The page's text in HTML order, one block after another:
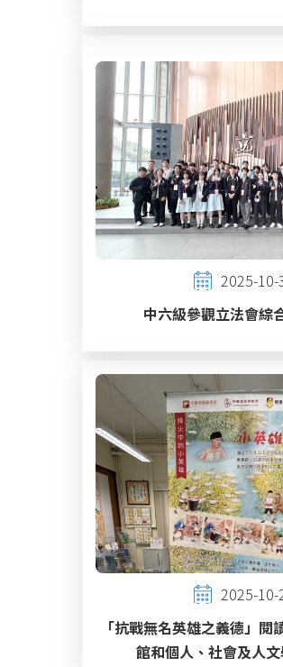
2025-10-
中六級參觀立法會綜
2025-10-
「抗戰無名英雄之義德」閱
館和個人、社會及人文